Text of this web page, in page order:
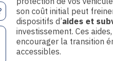
son coût initial peut
dispositifs d’aides et
investissement. Ces
encourager la transition
accessibles.